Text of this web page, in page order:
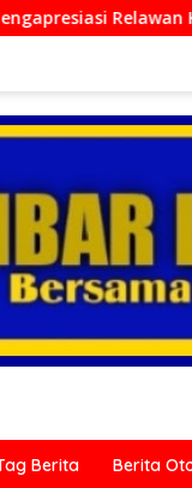
Padang salah
Berita Berita